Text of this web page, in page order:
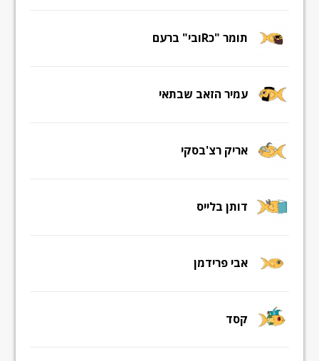
תומר "כRובי" ברעם
עמיר הזאב שבתאי
אריק רצ'בסקי
דותן בלייס
אבי פרידמן
קסד